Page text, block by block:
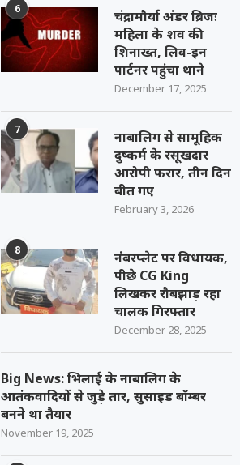
6
चंद्रामौर्या अंडर ब्रिजः
महिला के शव की
शिनाख्त, लिव-इन
पार्टनर पहुंचा थाने
December 17, 2025
7
नाबालिग से सामूहिक
दुष्कर्म के रसूखदार
आरोपी फरार, तीन दिन
बीत गए
February 3, 2026
8
नंबरप्लेट पर विधायक,
पीछे CG King
लिखकर रौबझाड़ रहा
चालक गिरफ्तार
December 28, 2025
Big News: भिलाई के नाबालिग के
आतंकवादियों से जुड़े तार, सुसाइड बॉम्बर
बनने था तैयार
November 19, 2025